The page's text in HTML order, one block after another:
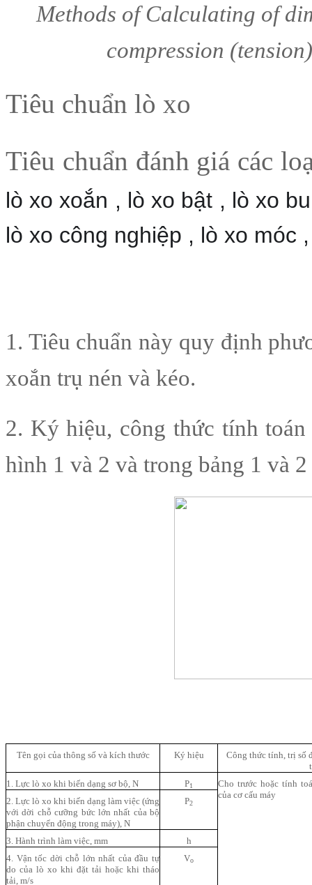
Methods of Calculating of
compression
Tiêu chuẩn lò xo
Tiêu chuẩn đánh giá các
lò xo xoắn , lò xo bật , lò xo
lò xo công nghiệp , lò xo móc
1. Tiêu chuẩn này quy định
xoắn trụ nén và kéo.
2. Ký hiệu, công thức tính
hình 1 và 2 và trong bảng 1 và 2
Tên gọi của thông số và kích thước Ký hiệu
Công thức tính, trị số
1. Lực lò xo khi biến dạng sơ bộ, N
P1
Cho trước hoặc tính
của cơ cấu máy
2. Lực lò xo khi biến dạng làm việc (ứng
với dời chỗ cưỡng bức lớn nhất của bộ
phận chuyển động trong máy), N
P2
3. Hành trình làm việc, mm
h
4. Vận tốc dời chỗ lớn nhất của đầu tự
do của lò xo khi đặt tải hoặc khi tháo
tải, m/s
Vo